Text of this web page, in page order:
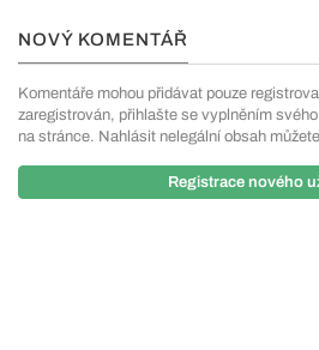
NOVÝ KOMENTÁŘ
Komentáře mohou přidávat pouze
zaregistrován, přihlašte se vyplněním
na stránce. Nahlásit nelegální obsah můžete
Registrace nového